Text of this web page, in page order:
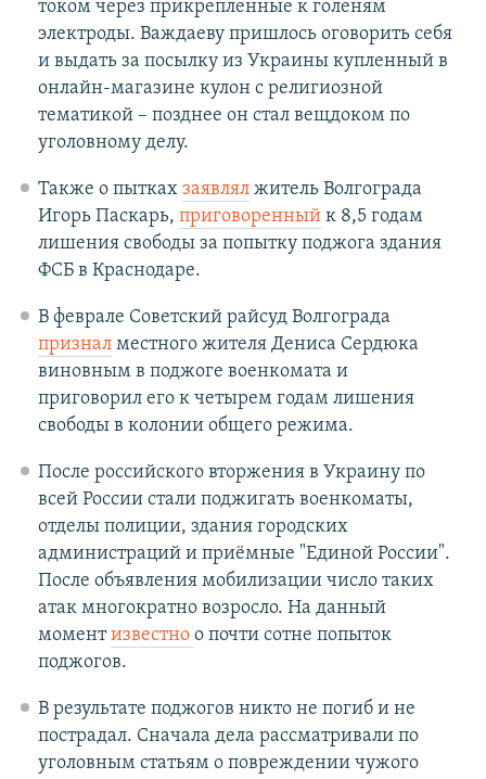
током через прикрепленные к голеням
электроды. Важдаеву пришлось оговорить себя
и выдать за посылку из Украины купленный в
онлайн-магазине кулон с религиозной
тематикой – позднее он стал вещдоком по
уголовному делу.
Также о пытках заявлялжитель Волгограда
Игорь Паскарь, приговоренныйк 8,5 годам
лишения свободы за попытку поджога здания
ФСБ в Краснодаре.
В феврале Советский райсуд Волгограда
призналместного жителя Дениса Сердюка
виновным в поджоге военкомата и
приговорил его к четырем годам лишения
свободы в колонии общего режима.
После российского вторжения в Украину по
всей России стали поджигать военкоматы,
отделы полиции, здания городских
администраций и приёмные "Единой России".
После объявления мобилизации число таких
атак многократно возросло. На данный
моментизвестно о почти сотне попыток
поджогов.
В результате поджогов никто не погиб и не
пострадал. Сначала дела рассматривали по
уголовным статьям о повреждении чужого